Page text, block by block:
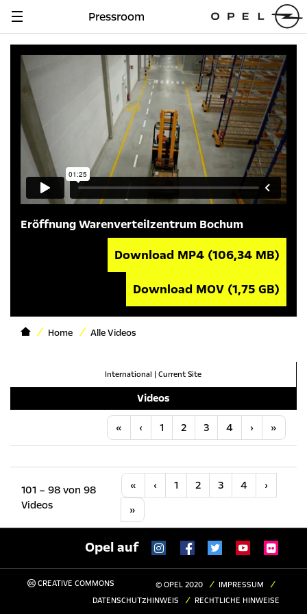
Navigation
Pressroom
Eröffnung Warenverteilzentrum Bochum
Download MP4 (106,34 MB)
Download MOV (1,75 GB)
Home Alle Videos
International | Current Site
Videos
« Anfang
‹ Vorherige
1 2 3 4 ›Nächste
»
101 – 98 von 98
Videos
« Anfang
‹ Vorherige
1 2 3 4 ›Nächste
»
Opel auf
CREATIVE COMMONS © OPEL 2020
IMPRESSUM
DATENSCHUTZHINWEIS
RECHTLICHE HINWEISE